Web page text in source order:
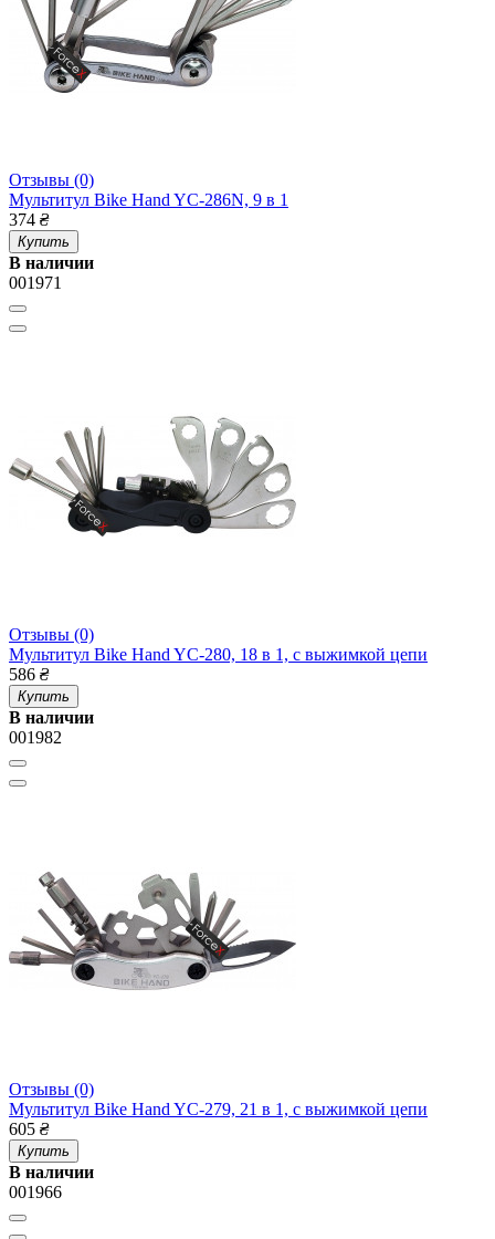
Отзывы (0)
Мультитул Bike Hand YC-286N, 9 в 1
374 ₴
Купить
В наличии
001971
Отзывы (0)
Мультитул Bike Hand YC-280, 18 в 1, с выжимкой цепи
586 ₴
Купить
В наличии
001982
Отзывы (0)
Мультитул Bike Hand YC-279, 21 в 1, с выжимкой цепи
605 ₴
Купить
В наличии
001966